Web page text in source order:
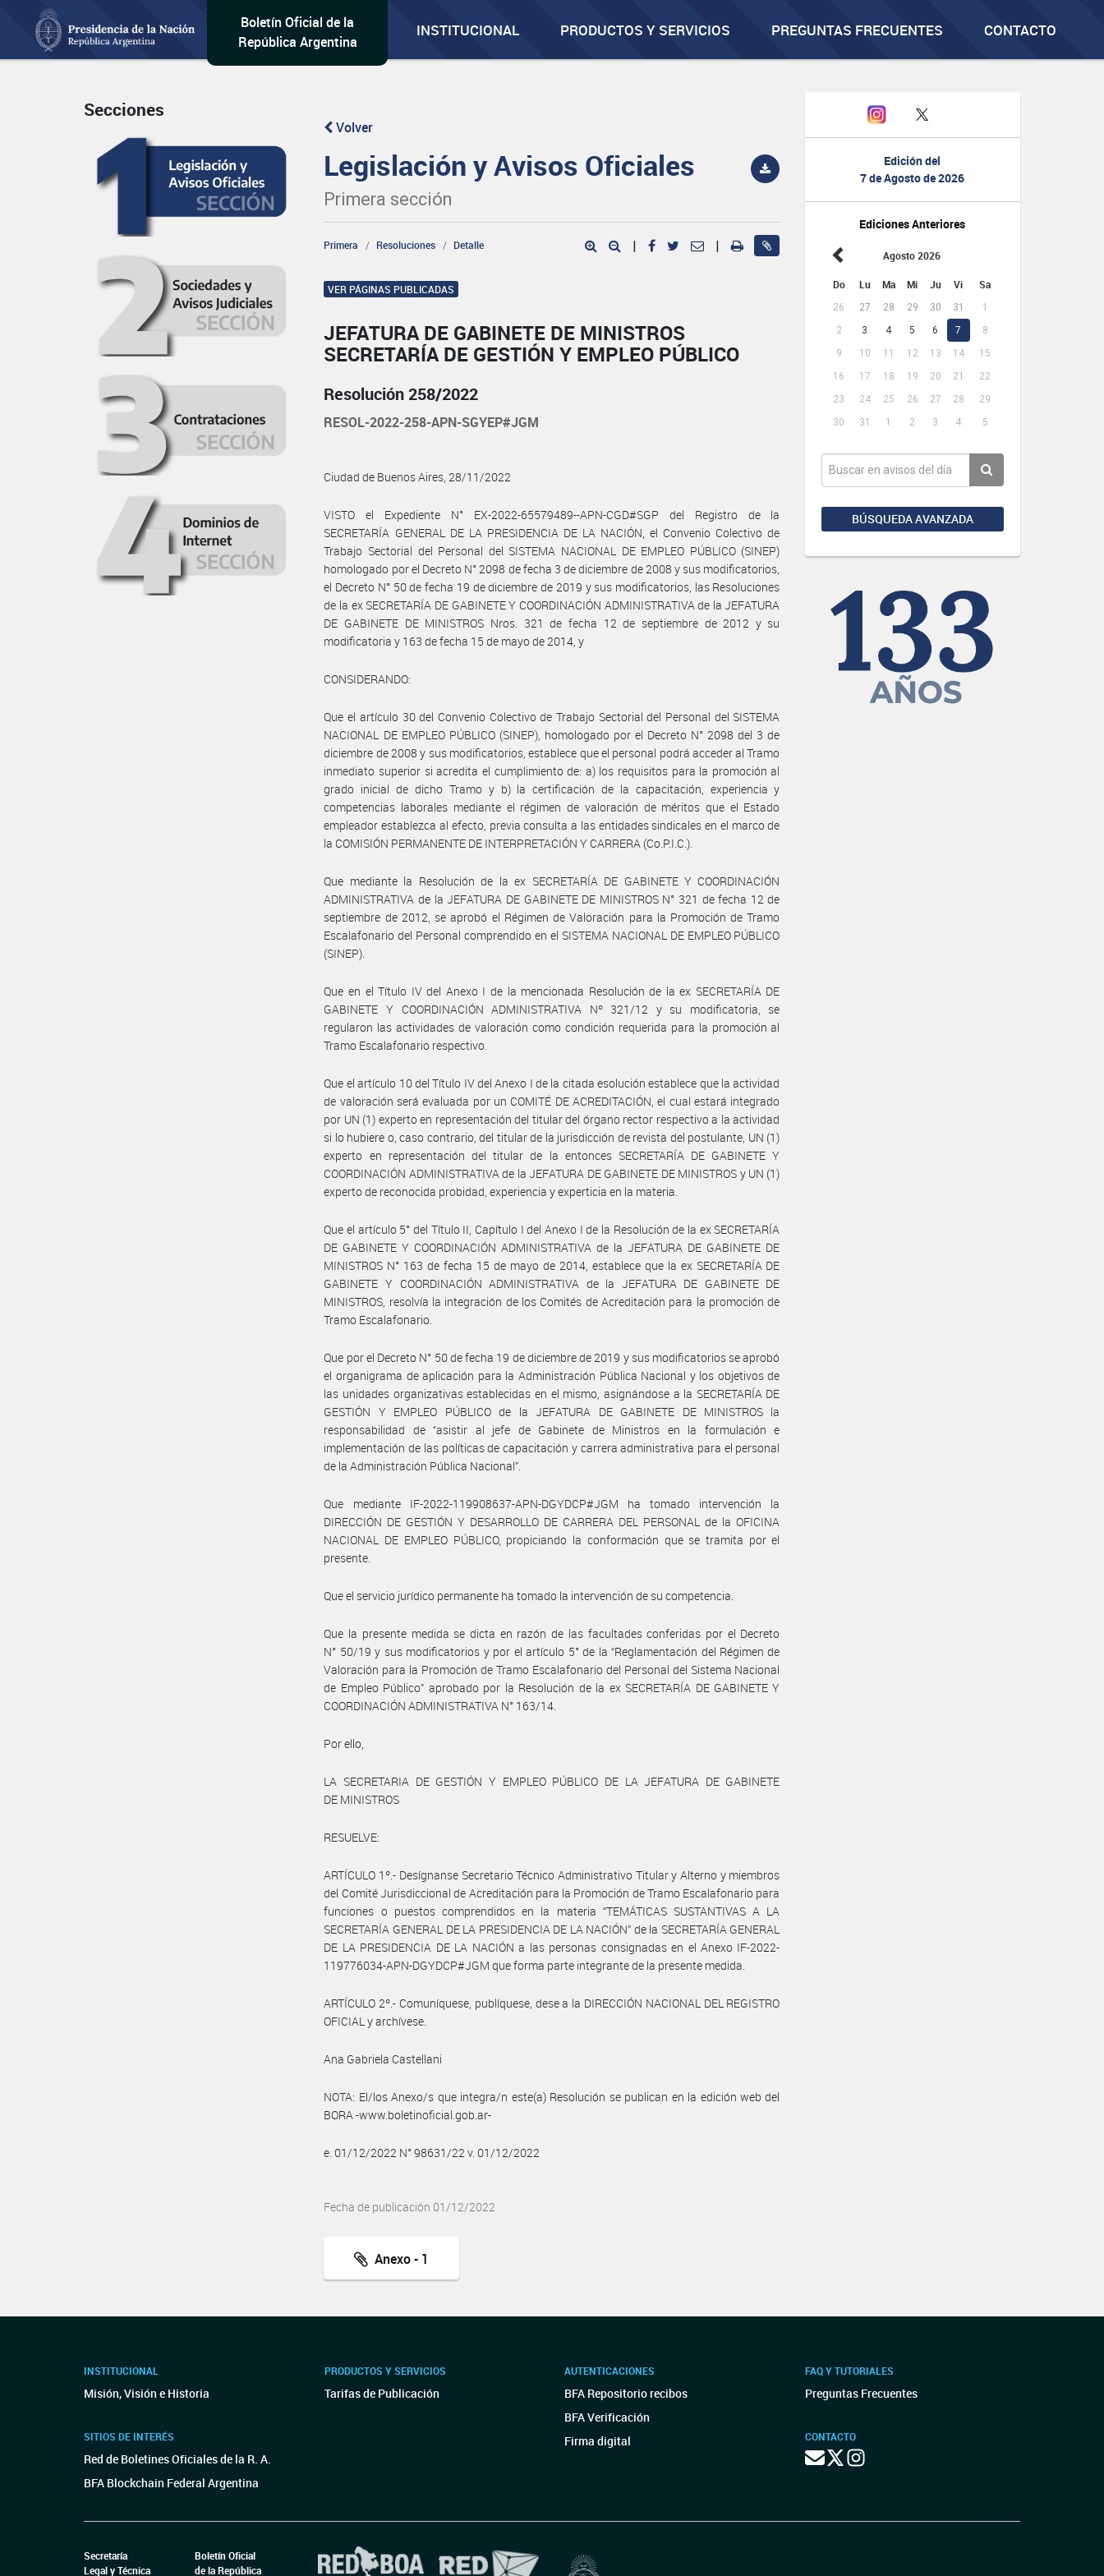
Boletín Oficial de la
República Argentina
INSTITUCIONAL PRODUCTOS Y SERVICIOS PREGUNTAS FRECUENTES CONTACTO
Edición del
7 de Agosto de 2026
Ediciones Anteriores
Agosto 2026
Do Lu Ma Mi Ju Vi Sa
26 27 28 29 30 31
1
2
3 4 5 6 7
8
9
10 11 12 13 14
15
16
17 18 19 20 21
22
23
24 25 26 27 28
29
30
31 1 2 3 4 5
BÚSQUEDA AVANZADA
Secciones
Volver
Legislación y Avisos Oficiales
Primera sección
Primera Resoluciones Detalle | |
VER PÁGINAS PUBLICADAS
JEFATURA DE GABINETE DE MINISTROS
SECRETARÍA DE GESTIÓN Y EMPLEO PÚBLICO
Resolución 258/2022
RESOL-2022-258-APN-SGYEP#JGM
Ciudad de Buenos Aires, 28/11/2022
VISTO el Expediente N° EX-2022-65579489--APN-CGD#SGP del Registro de la
SECRETARÍA GENERAL DE LA PRESIDENCIA DE LA NACIÓN, el Convenio Colectivo de
Trabajo Sectorial del Personal del SISTEMA NACIONAL DE EMPLEO PÚBLICO (SINEP)
homologado por el Decreto N° 2098 de fecha 3 de diciembre de 2008 y sus modificatorios,
el Decreto N° 50 de fecha 19 de diciembre de 2019 y sus modificatorios, las Resoluciones
de la ex SECRETARÍA DE GABINETE Y COORDINACIÓN ADMINISTRATIVA de la JEFATURA
DE GABINETE DE MINISTROS Nros. 321 de fecha 12 de septiembre de 2012 y su
modificatoria y 163 de fecha 15 de mayo de 2014, y
CONSIDERANDO:
Que el artículo 30 del Convenio Colectivo de Trabajo Sectorial del Personal del SISTEMA
NACIONAL DE EMPLEO PÚBLICO (SINEP), homologado por el Decreto N° 2098 del 3 de
diciembre de 2008 y sus modificatorios, establece que el personal podrá acceder al Tramo
inmediato superior si acredita el cumplimiento de: a) los requisitos para la promoción al
grado inicial de dicho Tramo y b) la certificación de la capacitación, experiencia y
competencias laborales mediante el régimen de valoración de méritos que el Estado
empleador establezca al efecto, previa consulta a las entidades sindicales en el marco de
la COMISIÓN PERMANENTE DE INTERPRETACIÓN Y CARRERA (Co.P.I.C.).
Que mediante la Resolución de la ex SECRETARÍA DE GABINETE Y COORDINACIÓN
ADMINISTRATIVA de la JEFATURA DE GABINETE DE MINISTROS N° 321 de fecha 12 de
septiembre de 2012, se aprobó el Régimen de Valoración para la Promoción de Tramo
Escalafonario del Personal comprendido en el SISTEMA NACIONAL DE EMPLEO PÚBLICO
(SINEP).
Que en el Título IV del Anexo I de la mencionada Resolución de la ex SECRETARÍA DE
GABINETE Y COORDINACIÓN ADMINISTRATIVA Nº 321/12 y su modificatoria, se
regularon las actividades de valoración como condición requerida para la promoción al
Tramo Escalafonario respectivo.
Que el artículo 10 del Título IV del Anexo I de la citada esolución establece que la actividad
de valoración será evaluada por un COMITÉ DE ACREDITACIÓN, el cual estará integrado
por UN (1) experto en representación del titular del órgano rector respectivo a la actividad
si lo hubiere o, caso contrario, del titular de la jurisdicción de revista del postulante, UN (1)
experto en representación del titular de la entonces SECRETARÍA DE GABINETE Y
COORDINACIÓN ADMINISTRATIVA de la JEFATURA DE GABINETE DE MINISTROS y UN (1)
experto de reconocida probidad, experiencia y experticia en la materia.
Que el artículo 5° del Título II, Capítulo I del Anexo I de la Resolución de la ex SECRETARÍA
DE GABINETE Y COORDINACIÓN ADMINISTRATIVA de la JEFATURA DE GABINETE DE
MINISTROS N° 163 de fecha 15 de mayo de 2014, establece que la ex SECRETARÍA DE
GABINETE Y COORDINACIÓN ADMINISTRATIVA de la JEFATURA DE GABINETE DE
MINISTROS, resolvía la integración de los Comités de Acreditación para la promoción de
Tramo Escalafonario.
Que por el Decreto N° 50 de fecha 19 de diciembre de 2019 y sus modificatorios se aprobó
el organigrama de aplicación para la Administración Pública Nacional y los objetivos de
las unidades organizativas establecidas en el mismo, asignándose a la SECRETARÍA DE
GESTIÓN Y EMPLEO PÚBLICO de la JEFATURA DE GABINETE DE MINISTROS la
responsabilidad de “asistir al jefe de Gabinete de Ministros en la formulación e
implementación de las políticas de capacitación y carrera administrativa para el personal
de la Administración Pública Nacional”.
Que mediante IF-2022-119908637-APN-DGYDCP#JGM ha tomado intervención la
DIRECCIÓN DE GESTIÓN Y DESARROLLO DE CARRERA DEL PERSONAL de la OFICINA
NACIONAL DE EMPLEO PÚBLICO, propiciando la conformación que se tramita por el
presente.
Que el servicio jurídico permanente ha tomado la intervención de su competencia.
Que la presente medida se dicta en razón de las facultades conferidas por el Decreto
N° 50/19 y sus modificatorios y por el artículo 5° de la “Reglamentación del Régimen de
Valoración para la Promoción de Tramo Escalafonario del Personal del Sistema Nacional
de Empleo Público” aprobado por la Resolución de la ex SECRETARÍA DE GABINETE Y
COORDINACIÓN ADMINISTRATIVA N° 163/14.
Por ello,
LA SECRETARIA DE GESTIÓN Y EMPLEO PÚBLICO DE LA JEFATURA DE GABINETE
DE MINISTROS
RESUELVE:
ARTÍCULO 1º.- Desígnanse Secretario Técnico Administrativo Titular y Alterno y miembros
del Comité Jurisdiccional de Acreditación para la Promoción de Tramo Escalafonario para
funciones o puestos comprendidos en la materia “TEMÁTICAS SUSTANTIVAS A LA
SECRETARÍA GENERAL DE LA PRESIDENCIA DE LA NACIÓN” de la SECRETARÍA GENERAL
DE LA PRESIDENCIA DE LA NACIÓN a las personas consignadas en el Anexo IF-2022-
119776034-APN-DGYDCP#JGM que forma parte integrante de la presente medida.
ARTÍCULO 2º.- Comuníquese, publíquese, dese a la DIRECCIÓN NACIONAL DEL REGISTRO
OFICIAL y archívese.
Ana Gabriela Castellani
NOTA: El/los Anexo/s que integra/n este(a) Resolución se publican en la edición web del
BORA -www.boletinoficial.gob.ar-
e. 01/12/2022 N° 98631/22 v. 01/12/2022
Fecha de publicación 01/12/2022
Anexo - 1
INSTITUCIONAL
Misión, Visión e Historia
SITIOS DE INTERÉS
Red de Boletines Oficiales de la R. A.
BFA Blockchain Federal Argentina
PRODUCTOS Y SERVICIOS
Tarifas de Publicación
AUTENTICACIONES
BFA Repositorio recibos
BFA Verificación
Firma digital
FAQ Y TUTORIALES
Preguntas Frecuentes
CONTACTO
Secretaría
Legal y Técnica
Boletín Oficial
de la República